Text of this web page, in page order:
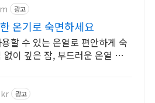
광고
온기로 숙면하세요
할 수 있는 온열로 편안하게 숙
이 깊은 잠, 부드러운 온열 온수
광고